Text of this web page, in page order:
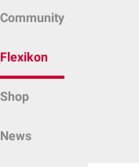
Community
Flexikon
Shop
News